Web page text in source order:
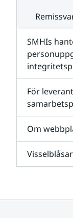
SMHIs
För
Om